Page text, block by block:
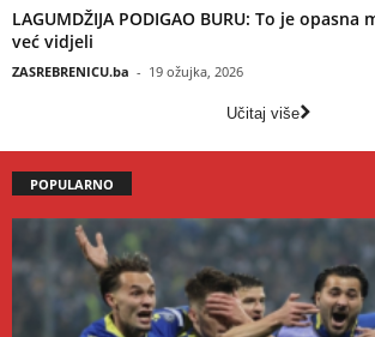
LAGUMDŽIJA PODIGAO BURU: To je
već vidjeli
ZASREBRENICU.ba - 19 ožujka, 2026
Učitaj više
POPULARNO